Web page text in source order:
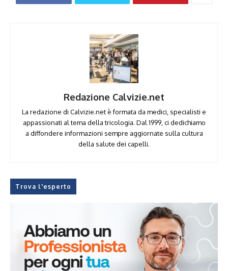
Redazione Calvizie.net
La redazione di Calvizie.net è formata da medici, specialisti e
appassionati al tema della tricologia. Dal 1999, ci dedichiamo
a diffondere informazioni sempre aggiornate sulla cultura
della salute dei capelli.
Trova l'esperto